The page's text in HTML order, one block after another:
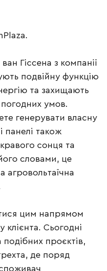
Гіссена з компанії
подвійну функцію
та захищають
умов.
генерувати власну
панелі також
сонця та
словами, це
агровольтаїчна
цим напрямом
клієнта. Сьогодні
подібних проєктів,
де поряд